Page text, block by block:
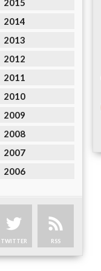
2015
2014
2013
2012
2011
2010
2009
2008
2007
2006
TWITTER RSS